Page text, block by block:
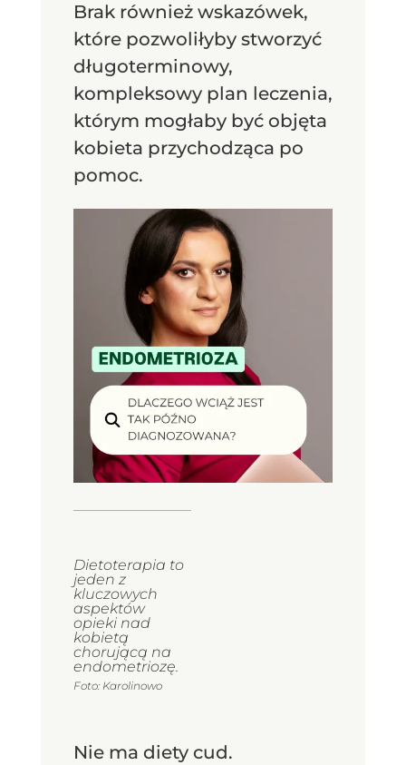
Brak również wskazówek,
które pozwoliłyby stworzyć
długoterminowy,
kompleksowy plan leczenia,
którym mogłaby być objęta
kobieta przychodząca po
pomoc.
Dietoterapia to
jeden z
kluczowych
aspektów
opieki nad
kobietą
chorującą na
endometriozę.
Foto: Karolinowo
Nie ma diety cud.